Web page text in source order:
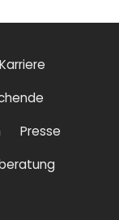
Karriere
Presse